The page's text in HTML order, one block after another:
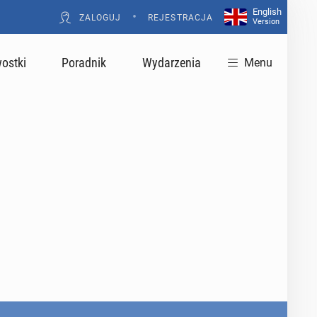
ZALOGUJ • REJESTRACJA
English
Version
Poradnik Wydarzenia Menu